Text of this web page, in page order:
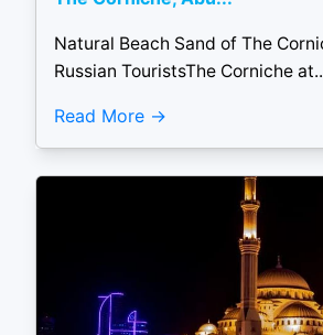
Natural Beach Sand of The
Russian TouristsThe Corniche
Read More